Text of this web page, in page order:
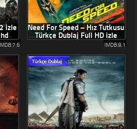
izle Need For Speed – Hız Tutkusu
Türkçe Dublaj Full HD izle
IMDB:8.1